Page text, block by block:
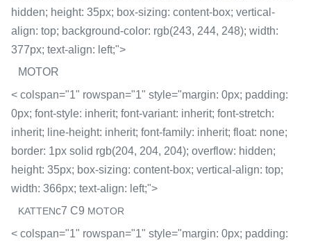
hidden; height: 35px; box-sizing: content-box; vertical-
align: top; background-color: rgb(243, 244, 248); width:
377px; text-align: left;">
MOTOR
< colspan="1" rowspan="1" style="margin: 0px; padding:
0px; font-style: inherit; font-variant: inherit; font-stretch:
inherit; line-height: inherit; font-family: inherit; float: none;
border: 1px solid rgb(204, 204, 204); overflow: hidden;
height: 35px; box-sizing: content-box; vertical-align: top;
width: 366px; text-align: left;">
KATTENc7 C9 MOTOR
< colspan="1" rowspan="1" style="margin: 0px; padding: